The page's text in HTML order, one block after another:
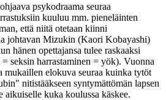
psykodraama seuraa
kuuluu mm. pieneläinten
että niitä otetaan kiinni
johtavan Mizukin (Kaori Kobayashi)
hänen opettajansa tulee raskaaksi
seksin harrastaminen = yök). Vuonna
mukaillen elokuva seuraa kuinka tytöt
nitistääkseen syntymättömän lapsen
aikuiselle kuka koulussa käskee.